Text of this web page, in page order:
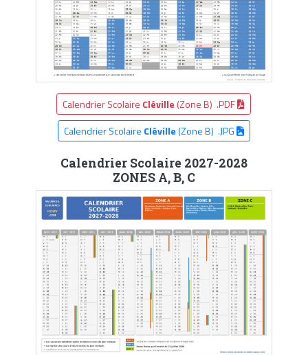
Calendrier Scolaire Cléville (Zone B) .PDF
Calendrier Scolaire Cléville(Zone B) .JPG
Calendrier Scolaire 2027-2028
ZONES A, B, C